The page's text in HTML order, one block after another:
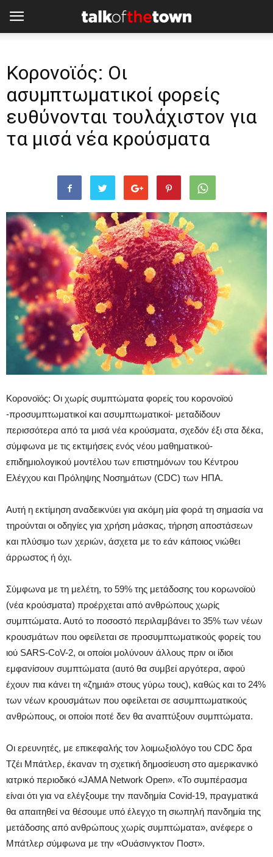
Κορονοϊός: Οι
ασυμπτωματικοί φορείς
ευθύνονται τουλάχιστον για
τα μισά νέα κρούσματα
Κορονοϊός: Οι χωρίς συμπτώματα φορείς του κορονοϊού
-προσυμπτωματικοί και ασυμπτωματικοί- μεταδίδουν
περισσότερα από τα μισά νέα κρούσματα, σχεδόν έξι στα δέκα,
σύμφωνα με τις εκτιμήσεις ενός νέου μαθηματικού-
επιδημιολογικού μοντέλου των επιστημόνων του Κέντρου
Ελέγχου και Πρόληψης Νοσημάτων (CDC) των ΗΠΑ.
Αυτή η εκτίμηση αναδεικνύει για ακόμη μία φορά τη σημασία να
τηρούνται οι οδηγίες για χρήση μάσκας, τήρηση αποστάσεων
και πλύσιμο των χεριών, άσχετα με το εάν κάποιος νιώθει
άρρωστος ή όχι.
Σύμφωνα με τη μελέτη, το 59% της μετάδοσης του κορωνοϊού
(νέα κρούσματα) προέρχεται από ανθρώπους χωρίς
συμπτώματα. Αυτό το ποσοστό περιλαμβάνει το 35% των νέων
κρουσμάτων που οφείλεται σε προσυμπτωματικούς φορείς του
ιού SARS-CoV-2, οι οποίοι μολύνουν άλλους πριν οι ίδιοι
εμφανίσουν συμπτώματα (αυτό θα συμβεί αργότερα, αφού
έχουν πια κάνει τη «ζημιά» στους γύρω τους), καθώς και το 24%
των νέων κρουσμάτων που οφείλεται σε ασυμπτωματικούς
ανθρώπους, οι οποίοι ποτέ δεν θα αναπτύξουν συμπτώματα.
Οι ερευνητές, με επικεφαλής τον λοιμωξιολόγο του CDC δρα
Τζέι Μπάτλερ, έκαναν τη σχετική δημοσίευση στο αμερικανικό
ιατρικό περιοδικό «JAMA Network Open». «Το συμπέρασμα
είναι ότι για να ελέγξουμε την πανδημία Covid-19, πραγματικά
θα απαιτηθεί να θέσουμε υπό έλεγχο τη σιωπηλή πανδημία της
μετάδοσης από ανθρώπους χωρίς συμπτώματα», ανέφερε ο
Μπάτλερ σύμφωνα με την «Ουάσινγκτον Ποστ».